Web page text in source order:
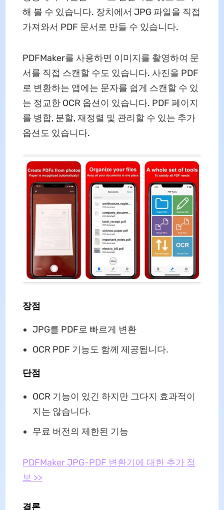
해 볼 수 있습니다. 장치에서 JPG 파일을 직접
가져와서 PDF 문서로 만들 수 있습니다.
PDFMaker를 사용하면 이미지를 촬영하여 문
서를 직접 스캔할 수도 있습니다. 사진을 PDF
로 변환하는 앱에는 문자를 쉽게 스캔할 수 있
는 정교한 OCR 옵션이 있습니다. PDF 페이지
를 병합, 분할, 재정렬 및 관리할 수 있는 추가
옵션도 있습니다.
장점
JPG를 PDF로 빠르게 변환
OCR PDF 기능도 함께 제공됩니다.
단점
OCR 기능이 있긴 하지만 그다지 효과적이
지는 않습니다.
무료 버전의 제한된 기능
PDFMaker JPG-PDF 변환기에 대한 추가 정
보 >>
결론